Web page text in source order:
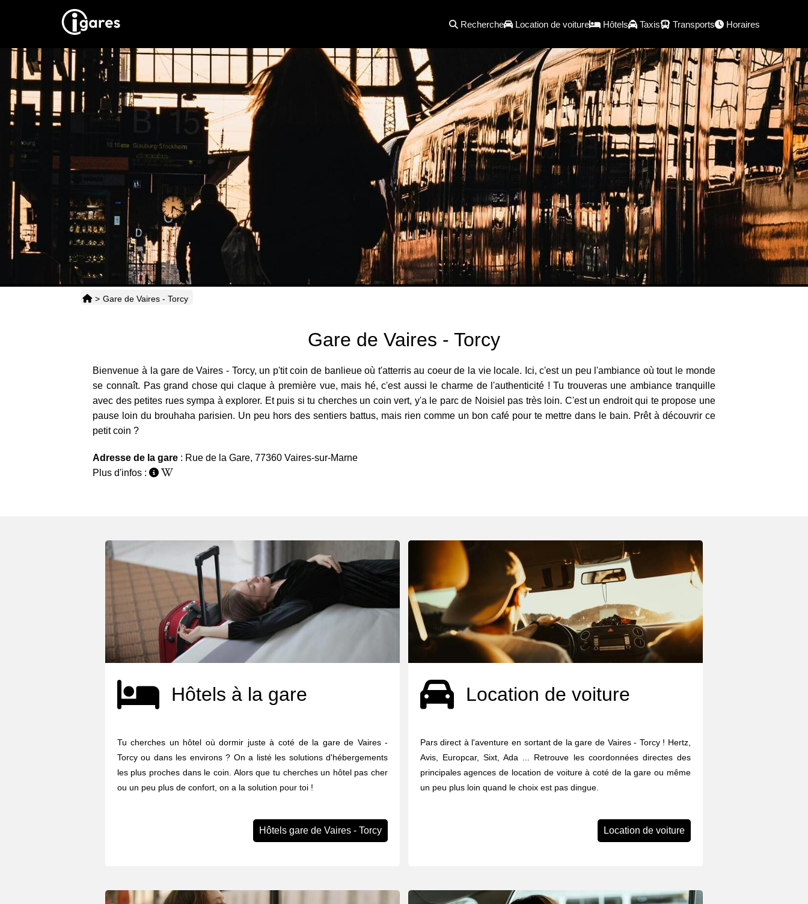
Recherche Location de voiture Hôtels Taxis Transports Horaires
> Gare de Vaires - Torcy
Gare de Vaires - Torcy
Bienvenue à la gare de Vaires - Torcy, un p'tit coin de banlieue où t'atterris au coeur de la vie locale. Ici, c'est un peu l'ambiance où tout le monde
se connaît. Pas grand chose qui claque à première vue, mais hé, c'est aussi le charme de l'authenticité ! Tu trouveras une ambiance tranquille
avec des petites rues sympa à explorer. Et puis si tu cherches un coin vert, y'a le parc de Noisiel pas très loin. C'est un endroit qui te propose une
pause loin du brouhaha parisien. Un peu hors des sentiers battus, mais rien comme un bon café pour te mettre dans le bain. Prêt à découvrir ce
petit coin ?
Adresse de la gare : Rue de la Gare, 77360 Vaires-sur-Marne
Plus d'infos :
Hôtels à la gare
Tu cherches un hôtel où dormir juste à coté de la gare de Vaires -
Torcy ou dans les environs ? On a listé les solutions d'hébergements
les plus proches dans le coin. Alors que tu cherches un hôtel pas cher
ou un peu plus de confort, on a la solution pour toi !
Hôtels gare de Vaires - Torcy
Location de voiture
Pars direct à l'aventure en sortant de la gare de Vaires - Torcy ! Hertz,
Avis, Europcar, Sixt, Ada ... Retrouve les coordonnées directes des
principales agences de location de voiture à coté de la gare ou même
un peu plus loin quand le choix est pas dingue.
Location de voiture